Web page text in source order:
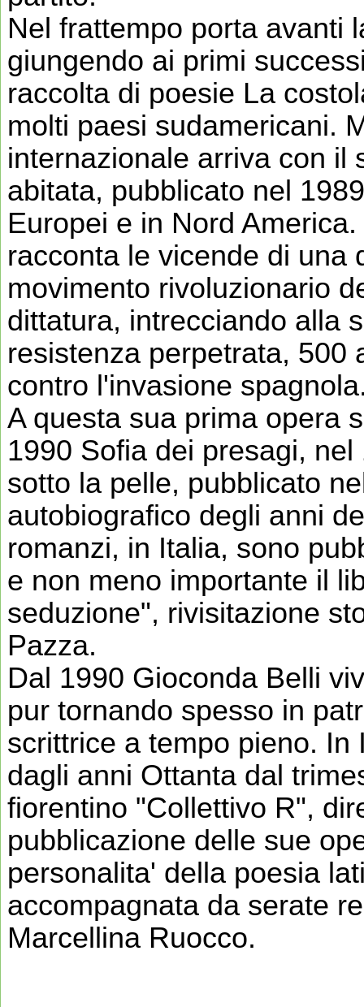
Nel frattempo porta avanti
giungendo ai primi
raccolta di poesie La
molti paesi sudamericani.
internazionale arriva con il
abitata, pubblicato nel
Europei e in Nord
racconta le vicende di una
movimento rivoluzionario
dittatura, intrecciando alla
resistenza perpetrata, 500
contro l'invasione
A questa sua prima opera
1990 Sofia dei presagi,
sotto la pelle, pubblicato
autobiografico degli anni
romanzi, in Italia, sono
e non meno importante il
seduzione", rivisitazione
Pazza.
Dal 1990 Gioconda Belli
pur tornando spesso in
scrittrice a tempo pieno.
dagli anni Ottanta dal
fiorentino "Collettivo R",
pubblicazione delle sue
personalita' della poesia
accompagnata da serate
Marcellina Ruocco.